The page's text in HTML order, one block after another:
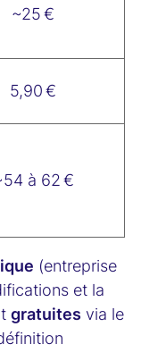
~25 €
5,90 €
à 62 €
(entreprise
et la
gratuites via le